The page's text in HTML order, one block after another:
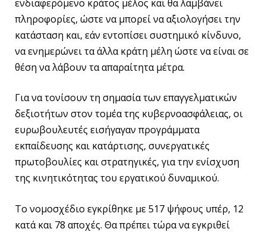
ενδιαφερόμενο κράτος μέλος και θα λαμβάνει
πληροφορίες, ώστε να μπορεί να αξιολογήσει την
κατάσταση και, εάν εντοπίσει συστημικό κίνδυνο,
να ενημερώνει τα άλλα κράτη μέλη ώστε να είναι σε
θέση να λάβουν τα απαραίτητα μέτρα.
Για να τονίσουν τη σημασία των επαγγελματικών
δεξιοτήτων στον τομέα της κυβερνοασφάλειας, οι
ευρωβουλευτές εισήγαγαν προγράμματα
εκπαίδευσης και κατάρτισης, συνεργατικές
πρωτοβουλίες και στρατηγικές, για την ενίσχυση
της κινητικότητας του εργατικού δυναμικού.
Το νομοσχέδιο εγκρίθηκε με 517 ψήφους υπέρ, 12
κατά και 78 αποχές. Θα πρέπει τώρα να εγκριθεί